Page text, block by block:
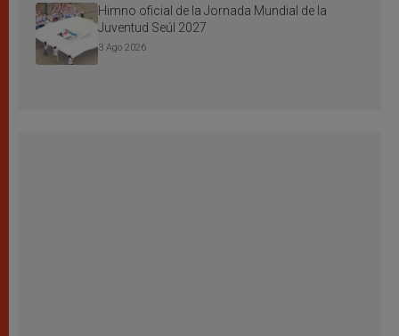
Himno oficial de la Jornada Mundial de la
Juventud Seúl 2027
3 Ago 2026